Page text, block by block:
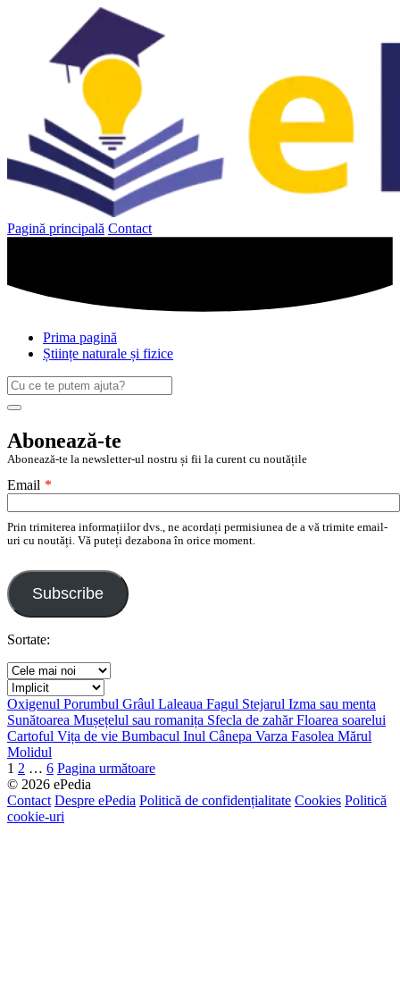
Pagină principală Contact
Prima pagină
Științe naturale și fizice
Caută
după:
Search
Abonează-te
Abonează-te la newsletter-ul nostru și fii la curent cu noutățile
Email *
Prin trimiterea informațiilor dvs., ne acordați permisiunea de a vă trimite email-
uri cu noutăți. Vă puteți dezabona în orice moment.
Subscribe
Sortate:
Oxigenul Porumbul Grâul Laleaua Fagul Stejarul Izma sau menta
Sunătoarea Mușețelul sau romanița Sfecla de zahăr Floarea soarelui
Cartoful Vița de vie Bumbacul Inul Cânepa Varza Fasolea Mărul
Molidul
Navigare
în
articole
1 2 … 6 Pagina următoare
© 2026 ePedia
Contact Despre ePedia Politică de confidențialitate Cookies Politică
cookie-uri